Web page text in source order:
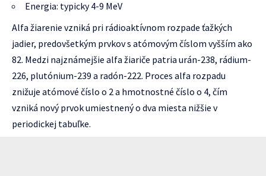
Energia: typicky 4-9 MeV
Alfa žiarenie vzniká pri rádioaktívnom rozpade ťažkých
jadier, predovšetkým prvkov s atómovým číslom vyšším ako
82. Medzi najznámejšie alfa žiariče patria urán-238, rádium-
226, plutónium-239 a radón-222. Proces alfa rozpadu
znižuje atómové číslo o 2 a hmotnostné číslo o 4, čím
vzniká nový prvok umiestnený o dva miesta nižšie v
periodickej tabuľke.